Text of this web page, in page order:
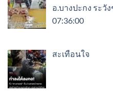
อ.บางปะกง ระวั
07:36:00
สะเทือนใจ